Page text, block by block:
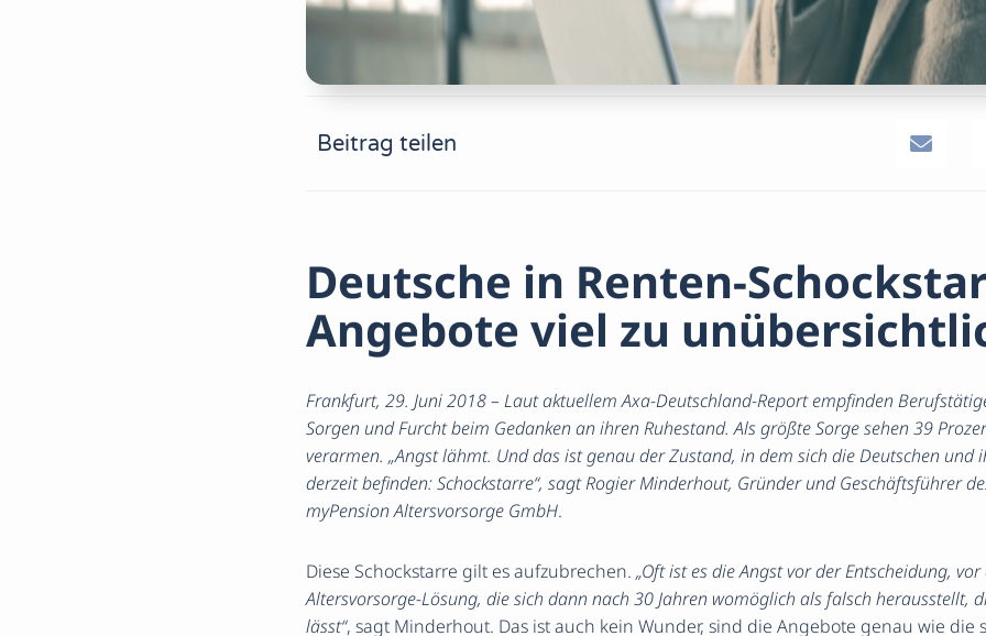
Beitrag teilen
Deutsche in Renten-
Angebote viel zu
Frankfurt, 29. Juni 2018 – Laut aktuellem Axa-Deutschland-Report empfinden
Sorgen und Furcht beim Gedanken an ihren Ruhestand. Als größte Sorge sehen 39
verarmen. „Angst lähmt. Und das ist genau der Zustand, in dem sich die Deutschen und
derzeit befinden: Schockstarre“, sagt Rogier Minderhout, Gründer und Geschäftsführer
myPension Altersvorsorge GmbH.
Diese Schockstarre gilt es aufzubrechen. „Oft ist es die Angst vor der Entscheidung,
Altersvorsorge-Lösung, die sich dann nach 30 Jahren womöglich als falsch herausstellt,
lässt“, sagt Minderhout. Das ist auch kein Wunder, sind die Angebote genau wie die